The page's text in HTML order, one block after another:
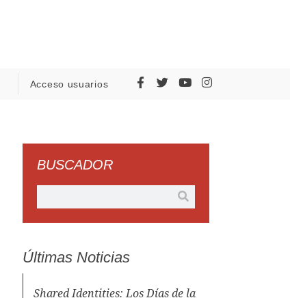
Acceso usuarios
BUSCADOR
Últimas Noticias
Shared Identities: Los Días de la